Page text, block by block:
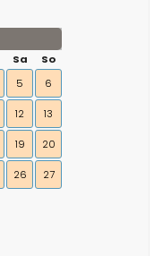
Sa
So
5 6
12 13
19 20
26 27